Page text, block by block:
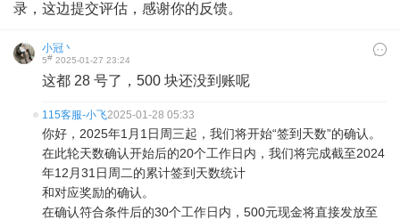
录，这边提交评估，感谢你的反馈。
小冠丶
5# 2025-01-27 23:24
这都 28 号了，500 块还没到账呢
115客服-小飞2025-01-28 05:33
你好，2025年1月1日周三起，我们将开始“签到天数”的确认。
在此轮天数确认开始后的20个工作日内，我们将完成截至2024
年12月31日周二的累计签到天数统计
和对应奖励的确认。
在确认符合条件后的30个工作日内，500元现金将直接发放至